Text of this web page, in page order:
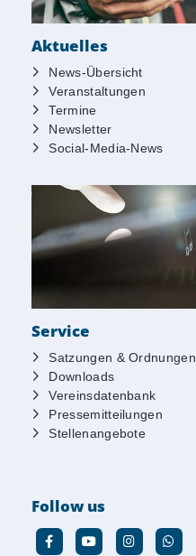
Aktuelles
News-Übersicht
Veranstaltungen
Termine
Newsletter
Social-Media-News
Service
Satzungen & Ordnungen
Downloads
Vereinsdatenbank
Pressemitteilungen
Stellenangebote
Follow us